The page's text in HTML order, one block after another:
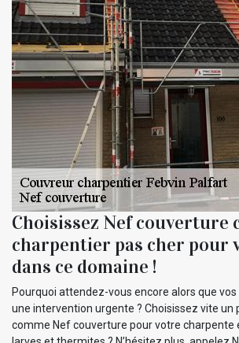
Choisissez Nef couverture
charpentier pas cher pour
dans ce domaine !
Pourquoi attendez-vous encore alors que
une intervention urgente ? Choisissez vite un
comme Nef couverture pour votre charpente